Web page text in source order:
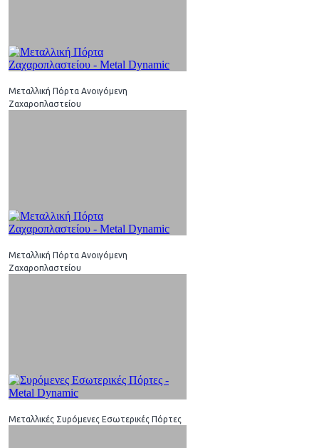
Μεταλλική Πόρτα Ανοιγόμενη
Ζαχαροπλαστείου
Μεταλλική Πόρτα Ανοιγόμενη
Ζαχαροπλαστείου
Μεταλλικές Συρόμενες Εσωτερικές Πόρτες